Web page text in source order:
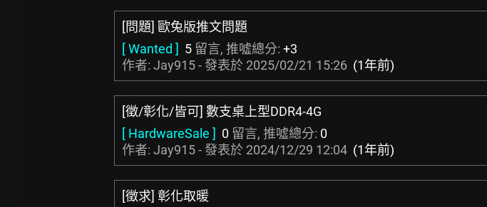
[問題] 歐兔版推文問題
[ Wanted ] 5 留言, 推噓總分: +3
作者: Jay915 - 發表於 2025/02/21 15:26 (1年前)
[徵/彰化/皆可] 數支桌上型DDR4-4G
[ HardwareSale ] 0 留言, 推噓總分: 0
作者: Jay915 - 發表於 2024/12/29 12:04 (1年前)
[徵求] 彰化取暖